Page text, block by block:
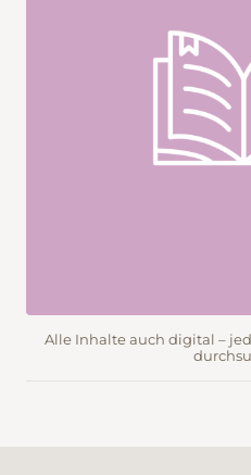
Alle Inhalte auch digital –